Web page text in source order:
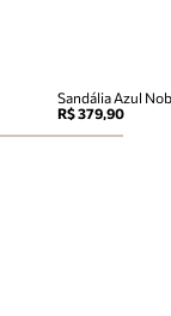
R$ 379,90